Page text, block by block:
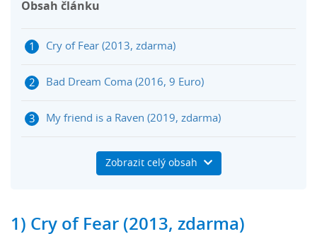
Obsah článku
Cry of Fear (2013, zdarma)
Bad Dream Coma (2016, 9 Euro)
My friend is a Raven (2019, zdarma)
Doki Doki Literature Club (2017, zdarma)
Spooky's Jump Scare Mansion (2014, zdarma)
Zobrazit celý obsah
1) Cry of Fear (2013, zdarma)